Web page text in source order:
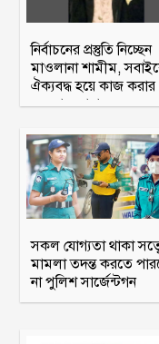
নির্বাচনের প্রস্তুতি নিচ্ছেন
মাওলানা শামীম,
ঐক্যবদ্ধ হয়ে কাজ করার
অহব্বান জানান
সকল যোগ্যতা থাকা
মামলা তদন্ত করতে
না পুলিশ সার্জেন্টগন